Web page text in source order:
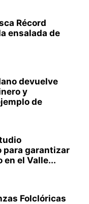
Récord
ensalada de
devuelve
y
de
para garantizar
en el Valle...
Folclóricas